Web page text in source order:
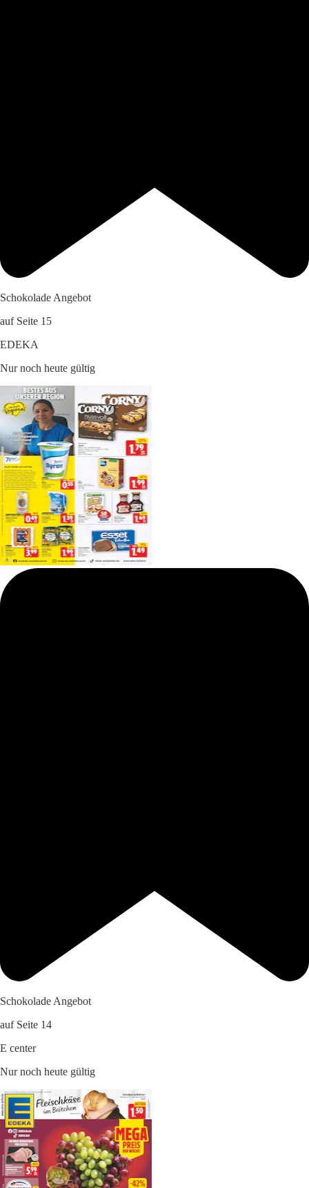
Schokolade Angebot
auf Seite 15
EDEKA
Nur noch heute gültig
Schokolade Angebot
auf Seite 14
E center
Nur noch heute gültig